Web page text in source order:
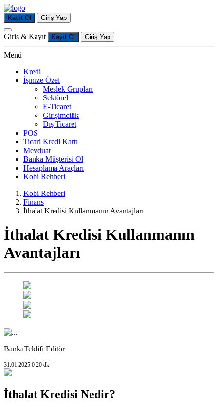
Kayıt Ol Giriş Yap
Giriş & Kayıt Kayıt Ol Giriş Yap
Menü
Kredi
İşinize Özel
Meslek Grupları
Sektörel
E-Ticaret
Girişimcilik
Dış Ticaret
POS
Ticari Kredi Kartı
Mevduat
Banka Müşterisi Ol
Hesaplama Araçları
Kobi Rehberi
Kobi Rehberi
Finans
İthalat Kredisi Kullanmanın Avantajları
İthalat Kredisi Kullanmanın
Avantajları
BankaTeklifi Editör
31.01.2025 0 20 dk
İthalat Kredisi Nedir?